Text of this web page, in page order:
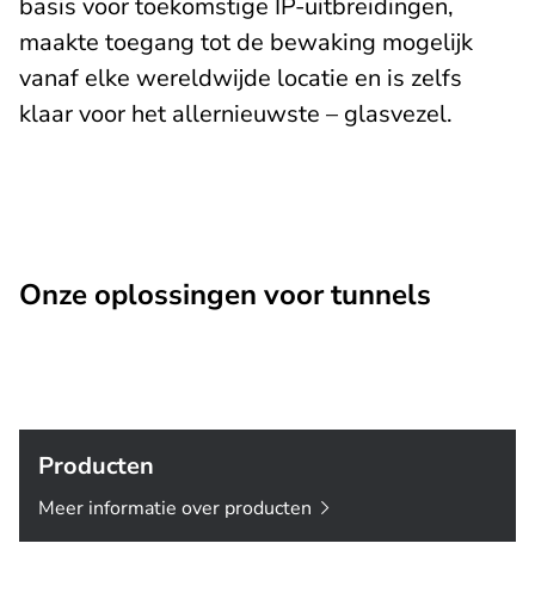
maakte toegang tot de bewaking mogelijk
vanaf elke wereldwijde locatie en is zelfs
klaar voor het allernieuwste – glasvezel.
Onze oplossingen voor tunnels
Producten
Meer informatie over producten